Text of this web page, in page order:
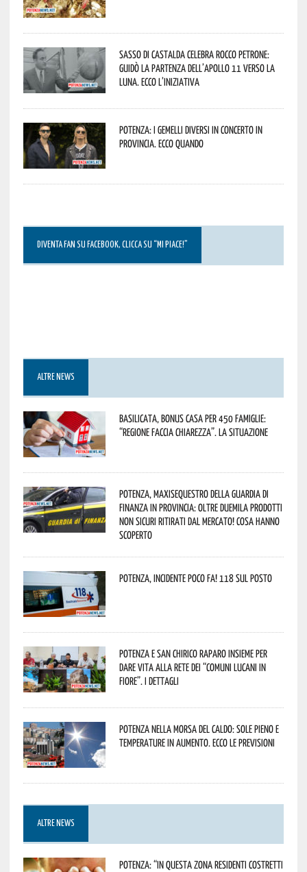
Sasso di Castalda celebra Rocco Petrone:
guidò la partenza dell’Apollo 11 verso la
Luna. Ecco l’iniziativa
Potenza: i Gemelli DiVersi in concerto in
provincia. Ecco quando
DIVENTA FAN SU FACEBOOK, CLICCA SU “MI PIACE!”
ALTRE NEWS
Basilicata, Bonus casa per 450 famiglie:
“Regione faccia chiarezza”. La situazione
Potenza, maxisequestro della Guardia di
Finanza in provincia: oltre duemila prodotti
non sicuri ritirati dal mercato! Cosa hanno
scoperto
Potenza, incidente poco fa! 118 sul posto
Potenza e San Chirico Raparo insieme per
dare vita alla rete dei “Comuni Lucani in
Fiore”. I dettagli
Potenza nella morsa del caldo: sole pieno e
temperature in aumento. Ecco le previsioni
ALTRE NEWS
Potenza: “In questa zona residenti costretti